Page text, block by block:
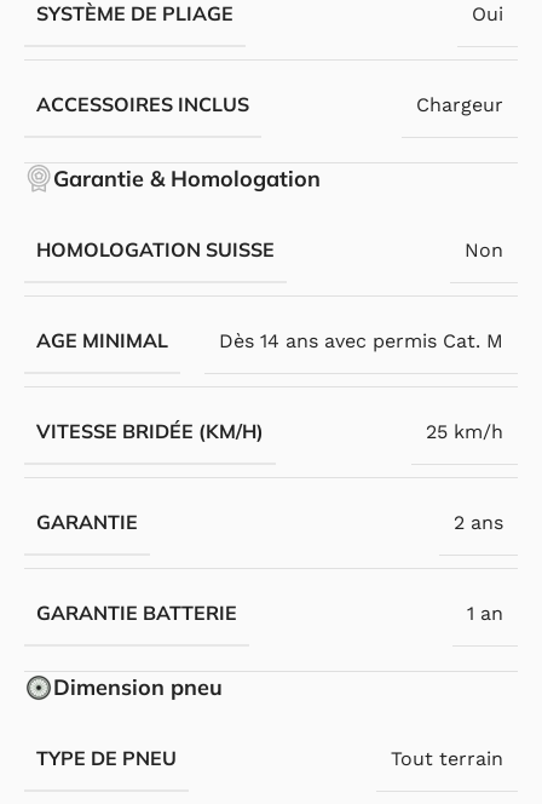
SYSTÈME DE PLIAGE Oui
ACCESSOIRES INCLUS Chargeur
Garantie & Homologation
HOMOLOGATION SUISSE Non
AGE MINIMAL Dès 14 ans avec permis Cat. M
VITESSE BRIDÉE (KM/H) 25 km/h
GARANTIE 2 ans
GARANTIE BATTERIE 1 an
Dimension pneu
TYPE DE PNEU Tout terrain